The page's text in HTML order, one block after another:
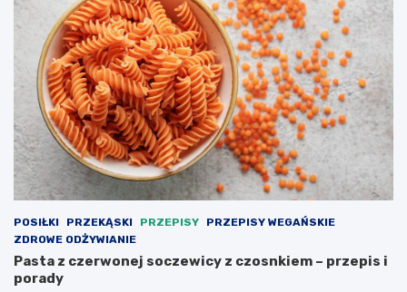
POSIŁKI PRZEKĄSKI PRZEPISY
PRZEPISY WEGAŃSKIE
ZDROWE ODŻYWIANIE
Pasta z czerwonej soczewicy z czosnkiem – przepis i
porady